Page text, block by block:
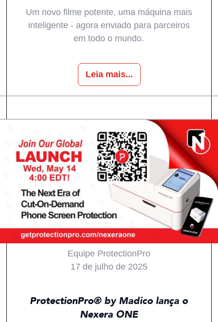
Um novo filme potente, uma máquina mais
inteligente - agora enviado para parceiros
em todo o mundo.
Leia mais...
Equipe ProtectionPro
17 de julho de 2025
ProtectionPro® by Madico lança o
Nexera ONE